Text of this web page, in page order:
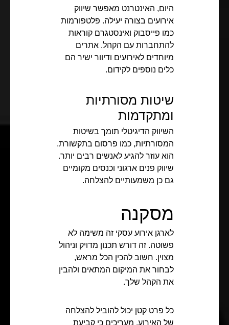
היום, האינטרנט מאפשר שיווק
אירועים בצורה יעילה. פלטפורמות
כמו פייסבוק ואינסטגרם קוראות
להתחברות עם הקהל. אתרים
מיוחדים לאירועים ודיוור ישיר הם
כלים נוספים לקידום.
שיטות מסורתיות
ומתקדמות
השיווק הדיגיטלי תומך בשיטות
המסורתיות, כמו פרסום בתקשורת.
הוא עוזר להגיע לאנשים רבים יותר.
שיווק פנים ארגוני וכנסים מקומיים
גם כן משמעותיים להצלחה.
מסקנה
לארגן אירוע עסקי זה משימה לא
פשוטה. זה דורש תכנון מדויק וניהול
מצוין. חשוב להכין הכל מראש,
לבחור את המיקום המתאים ולהבין
את הקהל שלך.
כל פרט קטן יכול להוביל להצלחה
של האירוע. מעריכים כי קביעת